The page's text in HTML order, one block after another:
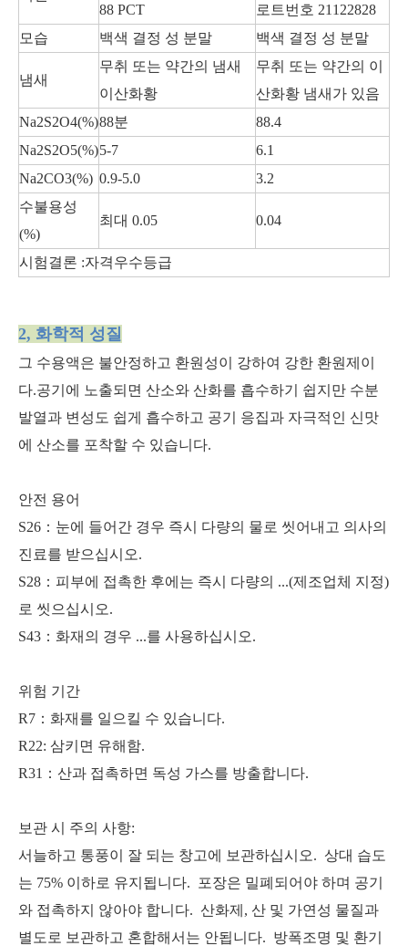
완충제 탄산나트륨/소다회 빛 99% Na2co3 CAS497-19-8용 사료 첨가제 칼슘 포메이트 98% 사료 등급 CAS 544-17-2
88 PCT
로트번호 21122828
모습
백색 결정 성 분말 백색 결정 성 분말
냄새
무취 또는 약간의 냄새
이산화황
무취 또는 약간의 이
산화황 냄새가 있음
Na2S2O4(%)88분
88.4
Na2S2O5(%)5-7
6.1
Na2CO3(%) 0.9-5.0
3.2
수불용성
(%)
최대 0.05 0.04
시험결론 :자격우수등급
2, 화학적 성질
그 수용액은 불안정하고 환원성이 강하여 강한 환원제이
다.공기에 노출되면 산소와 산화를 흡수하기 쉽지만 수분
발열과 변성도 쉽게 흡수하고 공기 응집과 자극적인 신맛
에 산소를 포착할 수 있습니다.
안전 용어
S26：눈에 들어간 경우 즉시 다량의 물로 씻어내고 의사의
진료를 받으십시오.
S28：피부에 접촉한 후에는 즉시 다량의 ...(제조업체 지정)
로 씻으십시오.
S43：화재의 경우 ...를 사용하십시오.
위험 기간
R7：화재를 일으킬 수 있습니다.
R22: 삼키면 유해함.
R31：산과 접촉하면 독성 가스를 방출합니다.
보관 시 주의 사항:
서늘하고 통풍이 잘 되는 창고에 보관하십시오. 상대 습도
는 75% 이하로 유지됩니다. 포장은 밀폐되어야 하며 공기
와 접촉하지 않아야 합니다. 산화제, 산 및 가연성 물질과
별도로 보관하고 혼합해서는 안됩니다. 방폭조명 및 환기